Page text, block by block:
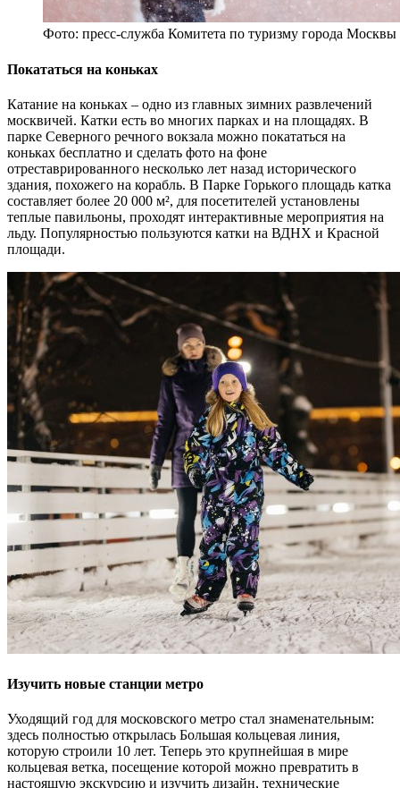
Фото: пресс-служба Комитета по туризму города Москвы
Покататься на коньках
Катание на коньках – одно из главных зимних развлечений
москвичей. Катки есть во многих парках и на площадях. В
парке Северного речного вокзала можно покататься на
коньках бесплатно и сделать фото на фоне
отреставрированного несколько лет назад исторического
здания, похожего на корабль. В Парке Горького площадь катка
составляет более 20 000 м², для посетителей установлены
теплые павильоны, проходят интерактивные мероприятия на
льду. Популярностью пользуются катки на ВДНХ и Красной
площади.
Изучить новые станции метро
Уходящий год для московского метро стал знаменательным:
здесь полностью открылась Большая кольцевая линия,
которую строили 10 лет. Теперь это крупнейшая в мире
кольцевая ветка, посещение которой можно превратить в
настоящую экскурсию и изучить дизайн, технические